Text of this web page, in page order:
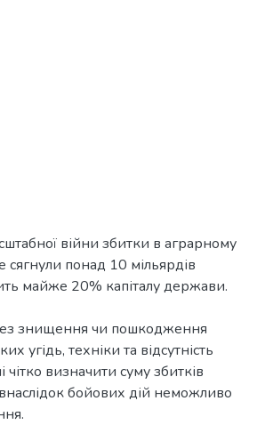
війни збитки в аграрному
сягнули понад 10 мільярдів
майже 20% капіталу держави.
знищення чи пошкодження
угідь, техніки та відсутність
визначити суму збитків
бойових дій неможливо